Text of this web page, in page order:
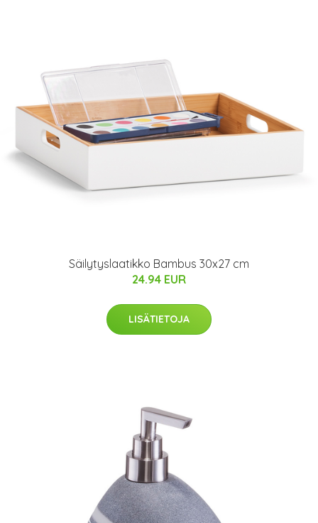
Säilytyslaatikko Bambus 30x27 cm
24.94 EUR
LISÄTIETOJA